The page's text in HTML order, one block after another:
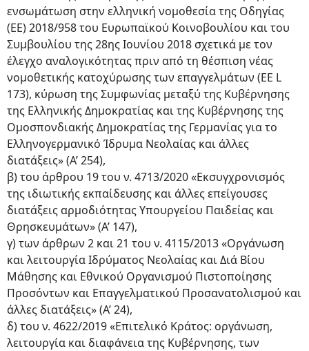
ενσωμάτωση στην ελληνική νομοθεσία της Οδηγίας
(ΕΕ) 2018/958 του Ευρωπαϊκού Κοινοβουλίου και του
Συμβουλίου της 28ης Ιουνίου 2018 σχετικά με τον
έλεγχο αναλογικότητας πριν από τη θέσπιση νέας
νομοθετικής κατοχύρωσης των επαγγελμάτων (EE L
173), κύρωση της Συμφωνίας μεταξύ της Κυβέρνησης
της Ελληνικής Δημοκρατίας και της Κυβέρνησης της
Ομοσπονδιακής Δημοκρατίας της Γερμανίας για το
Ελληνογερμανικό Ίδρυμα Νεολαίας και άλλες
διατάξεις» (Α’ 254),
β) του άρθρου 19 του ν. 4713/2020 «Εκσυγχρονισμός
της ιδιωτικής εκπαίδευσης και άλλες επείγουσες
διατάξεις αρμοδιότητας Υπουργείου Παιδείας και
Θρησκευμάτων» (Α’ 147),
γ) των άρθρων 2 και 21 του ν. 4115/2013 «Οργάνωση
και λειτουργία Ιδρύματος Νεολαίας και Διά Βίου
Μάθησης και Εθνικού Οργανισμού Πιστοποίησης
Προσόντων και Επαγγελματικού Προσανατολισμού και
άλλες διατάξεις» (Α’ 24),
δ) του ν. 4622/2019 «Επιτελικό Κράτος: οργάνωση,
λειτουργία και διαφάνεια της Κυβέρνησης, των